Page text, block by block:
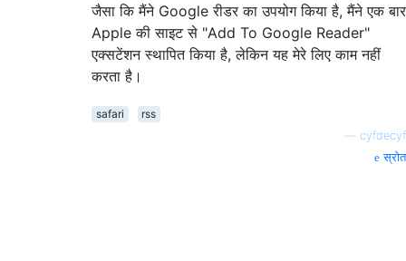
जैसा कि मैंने Google रीडर का उपयोग किया है, मैंने एक बार
Apple की साइट से "Add To Google Reader"
एक्सटेंशन स्थापित किया है, लेकिन यह मेरे लिए काम नहीं
करता है।
safari
rss
cyfdecyf
स्रोत